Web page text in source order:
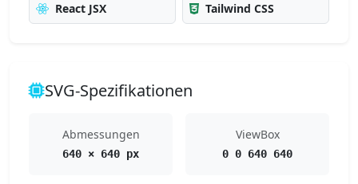
React JSX Tailwind CSS
SVG-Spezifikationen
Abmessungen
640 × 640 px
ViewBox
0 0 640 640